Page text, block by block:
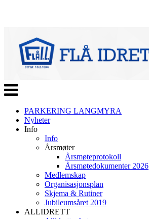
Veksle
navigasjon
PARKERING LANGMYRA
Nyheter
Info
Info
Årsmøter
Årsmøteprotokoll
Årsmøtedokumenter 2026
Medlemskap
Organisasjonsplan
Skjema & Rutiner
Jubileumsåret 2019
ALLIDRETT